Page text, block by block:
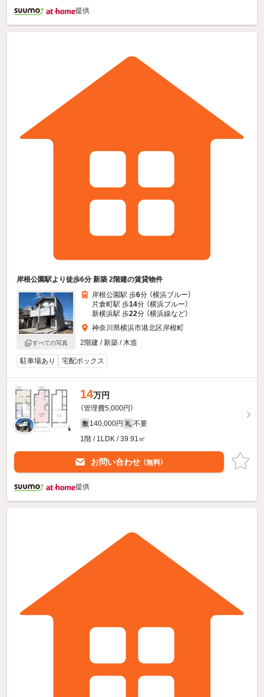
提供
岸根公園駅より徒歩6分 新築 2階建の賃貸物件
すべての写真
岸根公園駅 歩6分 （横浜ブルー）
片倉町駅 歩14分 （横浜ブルー）
新横浜駅 歩22分 （横浜線など）
神奈川県横浜市港北区岸根町
2階建 / 新築 / 木造
駐車場あり 宅配ボックス
14万円
（管理費5,000円）
敷 140,000円 礼 不要
1階 / 1LDK / 39.91㎡
お問い合わせ （無料）
提供